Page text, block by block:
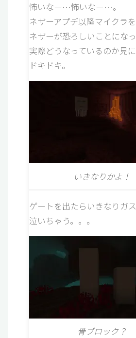
怖いなー…怖いなー…。
ネザーアプデ以降マイクラ
ネザーが恐ろしいことにな
実際どうなっているのか見
ドキドキ。
いきなりかよ！
ゲートを出たらいきなりガ
泣いちゃう。。。
骨ブロック？